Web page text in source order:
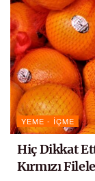
YEME - İÇME
Hiç Dikkat
Kırmızı